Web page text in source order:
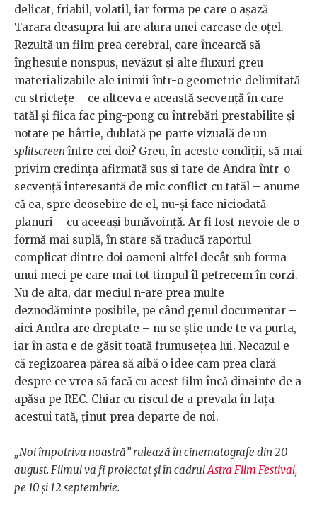
delicat, friabil, volatil, iar forma pe care o așază
Tarara deasupra lui are alura unei carcase de oțel.
Rezultă un film prea cerebral, care încearcă să
înghesuie nonspus, nevăzut și alte fluxuri greu
materializabile ale inimii într-o geometrie delimitată
cu strictețe – ce altceva e această secvență în care
tatăl și fiica fac ping-pong cu întrebări prestabilite și
notate pe hârtie, dublată pe parte vizuală de un
splitscreen între cei doi? Greu, în aceste condiții, să mai
privim credința afirmată sus și tare de Andra într-o
secvență interesantă de mic conflict cu tatăl – anume
că ea, spre deosebire de el, nu-și face niciodată
planuri – cu aceeași bunăvoință. Ar fi fost nevoie de o
formă mai suplă, în stare să traducă raportul
complicat dintre doi oameni altfel decât sub forma
unui meci pe care mai tot timpul îl petrecem în corzi.
Nu de alta, dar meciul n-are prea multe
deznodăminte posibile, pe când genul documentar –
aici Andra are dreptate – nu se știe unde te va purta,
iar în asta e de găsit toată frumusețea lui. Necazul e
că regizoarea părea să aibă o idee cam prea clară
despre ce vrea să facă cu acest film încă dinainte de a
apăsa pe REC. Chiar cu riscul de a prevala în fața
acestui tată, ținut prea departe de noi.
„Noi împotriva noastră” rulează în cinematografe din 20
august. Filmul va fi proiectat și în cadrulAstra Film Festival,
pe 10 și 12 septembrie.